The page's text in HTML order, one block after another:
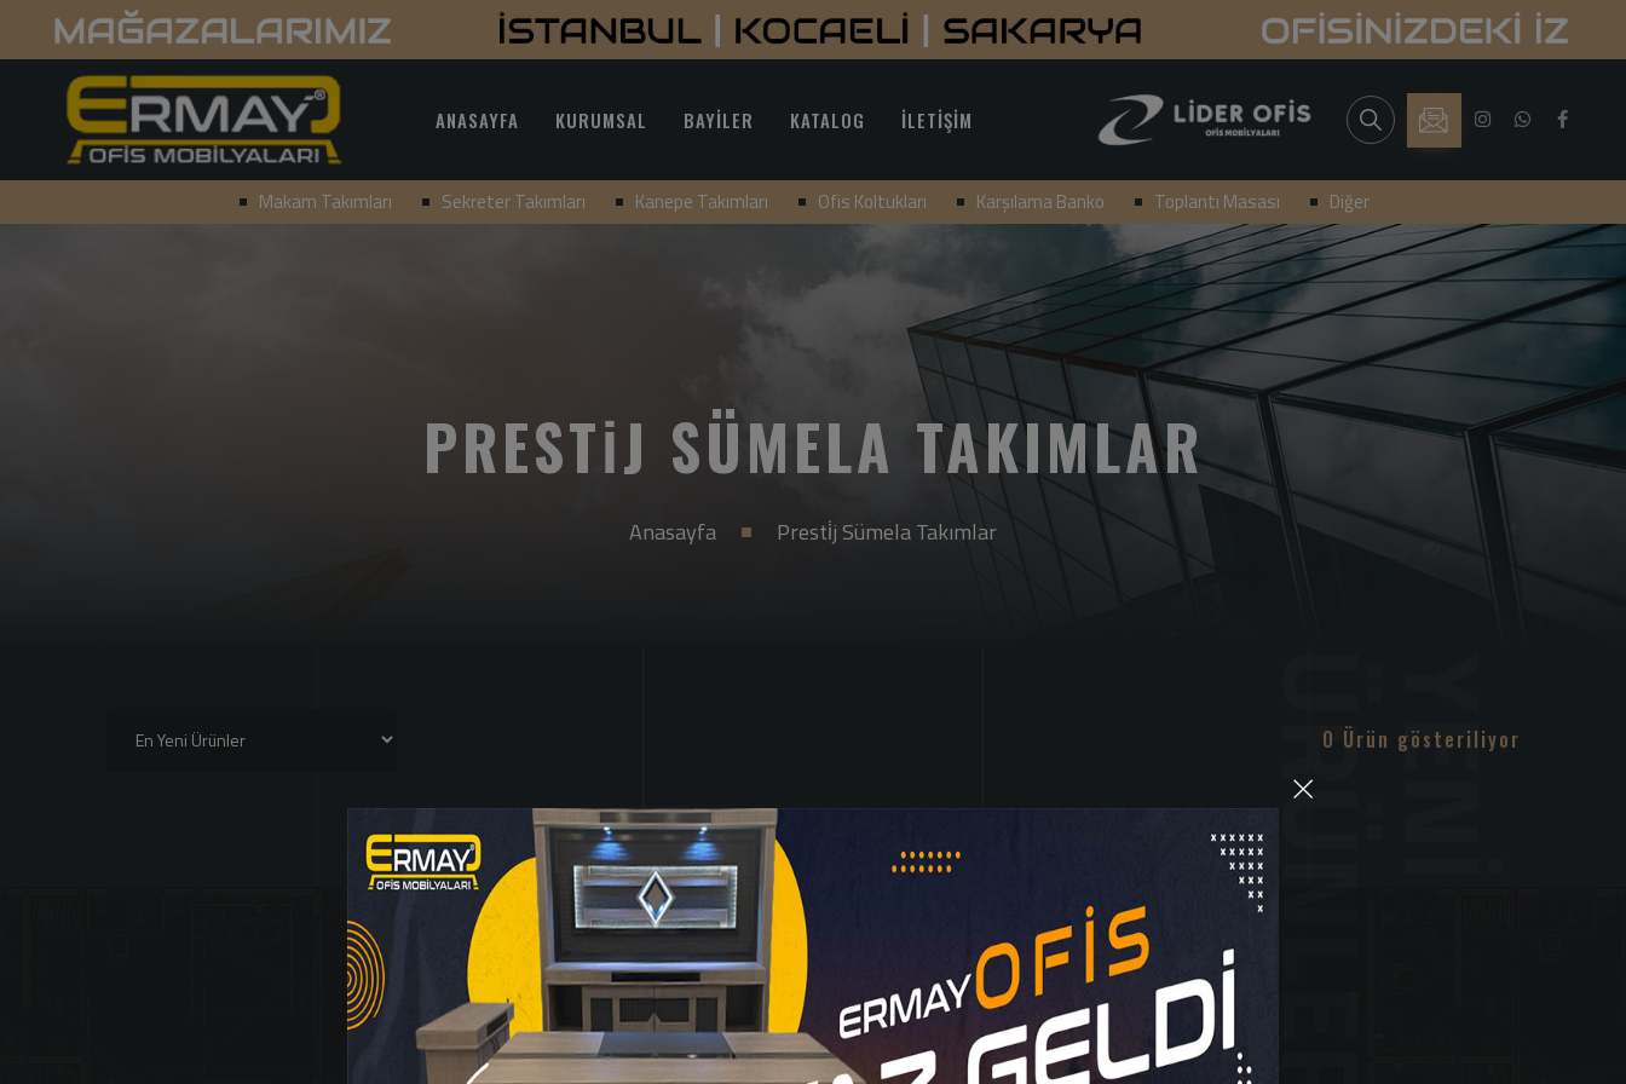
ANASAYFA KURUMSAL BAYİLER KATALOG İLETİŞİM
×
Makam Takımları Sekreter Takımları Kanepe Takımları Ofis Koltukları Karşılama Banko Toplantı Masası Diğer
PRESTİJ SÜMELA TAKIMLAR
Anasayfa Presti̇j Sümela Takımlar
0 Ürün gösteriliyor